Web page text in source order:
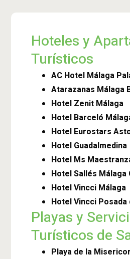
Hoteles y
Turísticos
AC Hotel Málaga
Atarazanas Málaga
Hotel Zenit Málaga
Hotel Barceló
Hotel Eurostars
Hotel Guadalmedina
Hotel Ms
Hotel Sallés Málaga
Hotel Vincci Málaga
Hotel Vincci Posada
Playas y
Turísticos de
Playa de la